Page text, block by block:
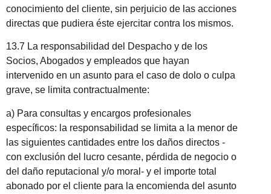
conocimiento del cliente, sin perjuicio de las acciones
directas que pudiera éste ejercitar contra los mismos.
13.7 La responsabilidad del Despacho y de los
Socios, Abogados y empleados que hayan
intervenido en un asunto para el caso de dolo o culpa
grave, se limita contractualmente:
a) Para consultas y encargos profesionales
específicos: la responsabilidad se limita a la menor de
las siguientes cantidades entre los daños directos -
con exclusión del lucro cesante, pérdida de negocio o
del daño reputacional y/o moral- y el importe total
abonado por el cliente para la encomienda del asunto